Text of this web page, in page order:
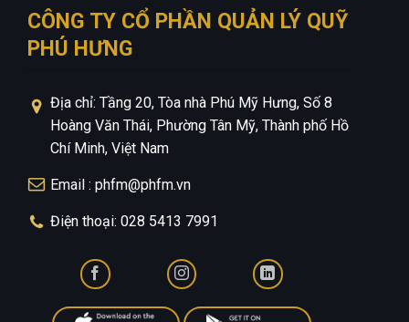
CÔNG TY CỔ PHẦN QUẢN LÝ QUỸ
PHÚ HƯNG
Địa chỉ: Tầng 20, Tòa nhà Phú Mỹ Hưng, Số 8
Hoàng Văn Thái, Phường Tân Mỹ, Thành phố Hồ
Chí Minh, Việt Nam
Email : phfm@phfm.vn
Điện thoại: 028 5413 7991